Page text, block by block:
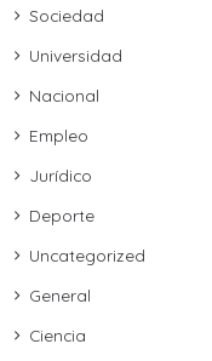
Sociedad
Universidad
Nacional
Empleo
Jurídico
Deporte
Uncategorized
General
Ciencia